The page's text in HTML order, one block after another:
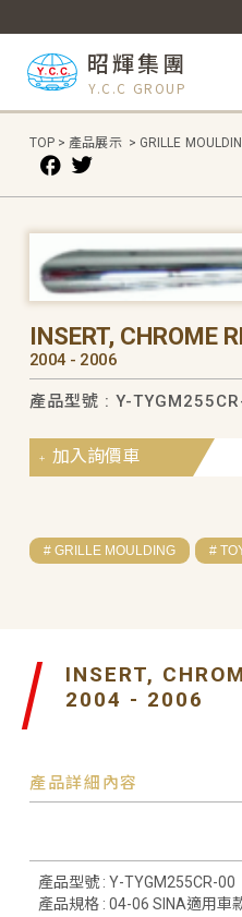
昭輝集團
Y.C.C GROUP
TOP > 產品展示 > GRILLE
INSERT, CHROME
2004 - 2006
產品型號 : Y-
加入詢價車
# GRILLE MOULDING #
INSERT,
2004 - 2006
產品詳細內容
產品型號 : Y-TYGM255CR-00
產品規格 : 04-06 SINA適用車